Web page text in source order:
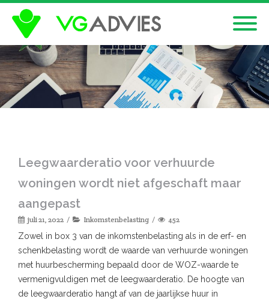
Leegwaarderatio voor verhuurde
woningen wordt niet afgeschaft maar
aangepast
juli 21, 2022 Inkomstenbelasting 452
Zowel in box 3 van de inkomstenbelasting als in de erf- en
schenkbelasting wordt de waarde van verhuurde woningen
met huurbescherming bepaald door de WOZ-waarde te
vermenigvuldigen met de leegwaarderatio. De hoogte van
de leegwaarderatio hangt af van de jaarlijkse huur in